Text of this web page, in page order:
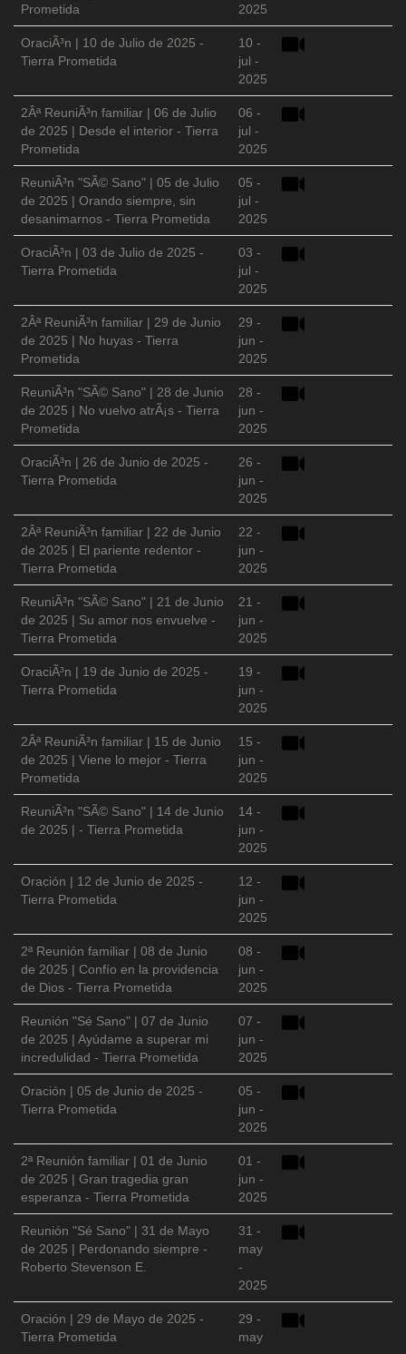
Prometida
2025
OraciÃ³n | 10 de Julio de 2025 -
Tierra Prometida
10 -
jul -
2025
2Âª ReuniÃ³n familiar | 06 de Julio
de 2025 | Desde el interior - Tierra
Prometida
06 -
jul -
2025
ReuniÃ³n "SÃ© Sano" | 05 de Julio
de 2025 | Orando siempre, sin
desanimarnos - Tierra Prometida
05 -
jul -
2025
OraciÃ³n | 03 de Julio de 2025 -
Tierra Prometida
03 -
jul -
2025
2Âª ReuniÃ³n familiar | 29 de Junio
de 2025 | No huyas - Tierra
Prometida
29 -
jun -
2025
ReuniÃ³n "SÃ© Sano" | 28 de Junio
de 2025 | No vuelvo atrÃ¡s - Tierra
Prometida
28 -
jun -
2025
OraciÃ³n | 26 de Junio de 2025 -
Tierra Prometida
26 -
jun -
2025
2Âª ReuniÃ³n familiar | 22 de Junio
de 2025 | El pariente redentor -
Tierra Prometida
22 -
jun -
2025
ReuniÃ³n "SÃ© Sano" | 21 de Junio
de 2025 | Su amor nos envuelve -
Tierra Prometida
21 -
jun -
2025
OraciÃ³n | 19 de Junio de 2025 -
Tierra Prometida
19 -
jun -
2025
2Âª ReuniÃ³n familiar | 15 de Junio
de 2025 | Viene lo mejor - Tierra
Prometida
15 -
jun -
2025
ReuniÃ³n "SÃ© Sano" | 14 de Junio
de 2025 | - Tierra Prometida
14 -
jun -
2025
Oración | 12 de Junio de 2025 -
Tierra Prometida
12 -
jun -
2025
2ª Reunión familiar | 08 de Junio
de 2025 | Confío en la providencia
de Dios - Tierra Prometida
08 -
jun -
2025
Reunión "Sé Sano" | 07 de Junio
de 2025 | Ayúdame a superar mi
incredulidad - Tierra Prometida
07 -
jun -
2025
Oración | 05 de Junio de 2025 -
Tierra Prometida
05 -
jun -
2025
2ª Reunión familiar | 01 de Junio
de 2025 | Gran tragedia gran
esperanza - Tierra Prometida
01 -
jun -
2025
Reunión "Sé Sano" | 31 de Mayo
de 2025 | Perdonando siempre -
Roberto Stevenson E.
31 -
may
-
2025
Oración | 29 de Mayo de 2025 -
Tierra Prometida
29 -
may